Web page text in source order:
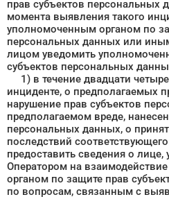
прав субъектов персональных
момента выявления такого
уполномоченным органом по
персональных данных или
лицом уведомить
субъектов персональных
1) в течение двадцати
инциденте, о предполагаемых
нарушение прав субъектов
предполагаемом вреде,
персональных данных, о
последствий
предоставить сведения о
Оператором на
органом по защите прав
по вопросам, связанным с